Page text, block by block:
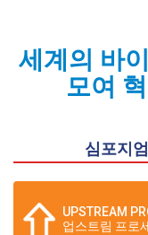
세계의 바
모여
심포지
UPSTREAM
업스트림 프로